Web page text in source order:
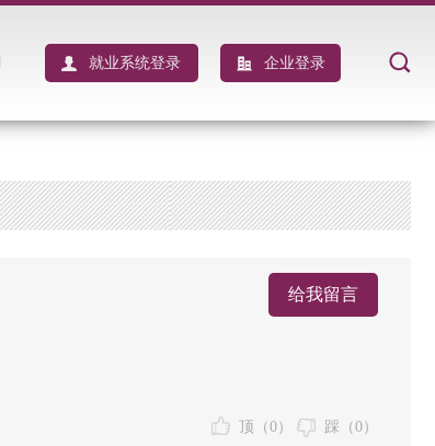
就业系统登录 企业登录
给我留言
顶（0） 踩（0）